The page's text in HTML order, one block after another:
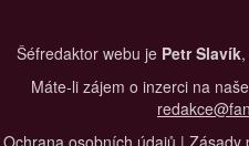
Šéfredaktor webu je Petr Slavík
Máte-li zájem o inzerci na
Ochrana osobních údajů | Zásady